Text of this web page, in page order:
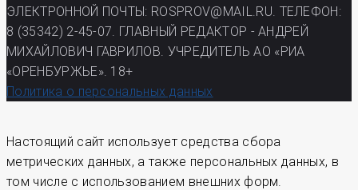
ЭЛЕКТРОННОЙ ПОЧТЫ: ROSPROV@MAIL.RU. ТЕЛЕФОН:
8 (35342) 2-45-07. ГЛАВНЫЙ РЕДАКТОР - АНДРЕЙ
МИХАЙЛОВИЧ ГАВРИЛОВ. УЧРЕДИТЕЛЬ АО «РИА
«ОРЕНБУРЖЬЕ». 18+
Политика о персональных данных
Настоящий сайт использует средства сбора
метрических данных, а также персональных данных, в
том числе с использованием внешних форм.